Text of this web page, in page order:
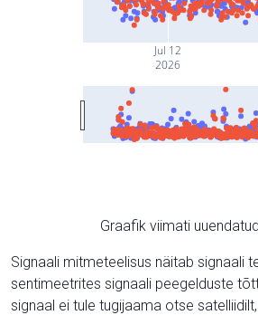
Jul 12
2026
Graafik viimati
Signaali mitmeteelisus näitab signaali
sentimeetrites signaali peegelduste
signaal ei tule tugijaama otse